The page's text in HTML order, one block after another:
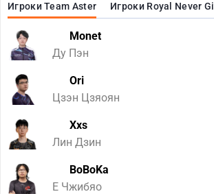
Игроки Team Aster Игроки Royal Never
Monet
Ду Пэн
Ori
Цзэн Цзяоян
Xxs
Лин Дзин
BoBoKa
Е Чжибяо